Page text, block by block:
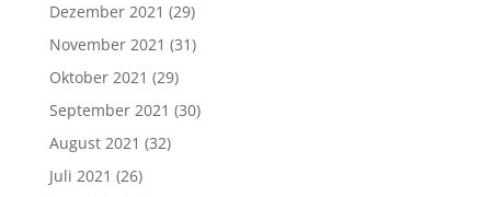
Dezember 2021 (29)
November 2021 (31)
Oktober 2021 (29)
September 2021 (30)
August 2021 (32)
Juli 2021 (26)